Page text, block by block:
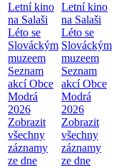
Letní kino
na Salaši
Léto se
Slováckým
muzeem
Seznam
akcí Obce
Modrá
2026
Zobrazit
všechny
záznamy
ze dne
Letní kino
na Salaši
Léto se
Slováckým
muzeem
Seznam
akcí Obce
Modrá
2026
Zobrazit
všechny
záznamy
ze dne